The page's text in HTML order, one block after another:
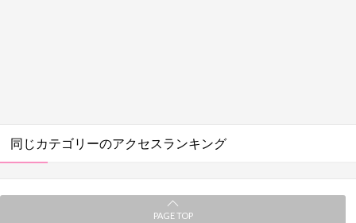
同じカテゴリーのアクセスランキング
PAGE TOP